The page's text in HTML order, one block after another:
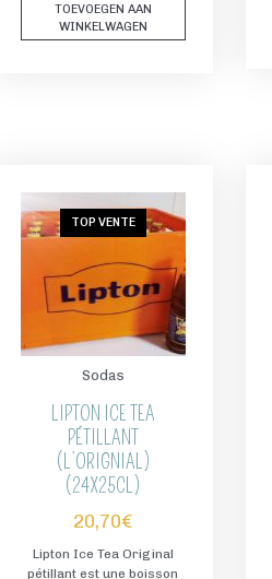
TOEVOEGEN AAN
WINKELWAGEN
TOP VENTE
Sodas
LIPTON ICE TEA
PÉTILLANT
(L’ORIGNIAL)
(24X25CL)
20,70€
Lipton Ice Tea Original
pétillant est une boisson